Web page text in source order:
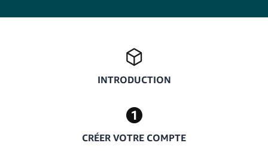
INTRODUCTION
CRÉER VOTRE COMPTE